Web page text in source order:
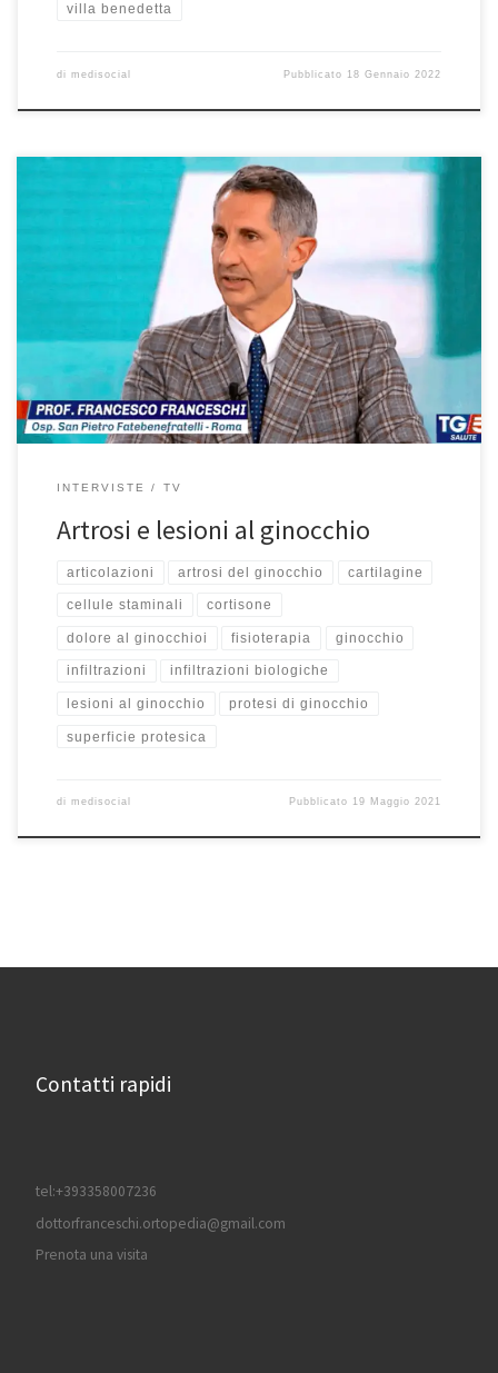
villa benedetta
di medisocial Pubblicato 18 Gennaio 2022
Artrosi e lesioni al ginocchio – Intervista al Prof. Francesco
Franceschi ortopedico ginocchio a Roma – Tg5 Salute del
19/5/2021. In questa intervista abbiamo parlato dei danni, le
lesioni al ginocchio dovute ad artrosi, dovute a traumi. Come si
interviene in questi casi per togliere il dolore e risolvere il […]
INTERVISTE TV
Artrosi e lesioni al ginocchio
articolazioni artrosi del ginocchio cartilagine
cellule staminali cortisone
dolore al ginocchioi fisioterapia ginocchio
infiltrazioni infiltrazioni biologiche
lesioni al ginocchio protesi di ginocchio
superficie protesica
di medisocial Pubblicato 19 Maggio 2021
Contatti rapidi
tel:+393358007236
dottorfranceschi.ortopedia@gmail.com
Prenota una visita